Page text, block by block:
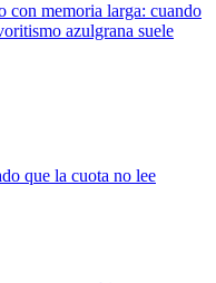
con memoria larga: cuando
azulgrana suele
que la cuota no lee